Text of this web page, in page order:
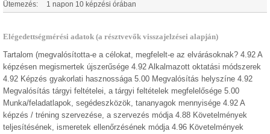
Ütemezés: 1 napon 10 képzési órában
Elégedettségmérési adatok (a résztvevők visszajelzései alapján)
Tartalom (megvalósította-e a célokat, megfelelt-e az elvárásoknak? 4.92 A
képzésen megismertek újszerűsége 4.92 Alkalmazott oktatási módszerek
4.92 Képzés gyakorlati hasznossága 5.00 Megvalósítás helyszíne 4.92
Megvalósítás tárgyi feltételei, a tárgyi feltételek megfelelősége 5.00
Munka/feladatlapok, segédeszközök, tananyagok mennyisége 4.92 A
képzés / tréning szervezése, a szervezés módja 4.88 Követelmények
teljesítésének, ismeretek ellenőrzésének módja 4.96 Követelmények